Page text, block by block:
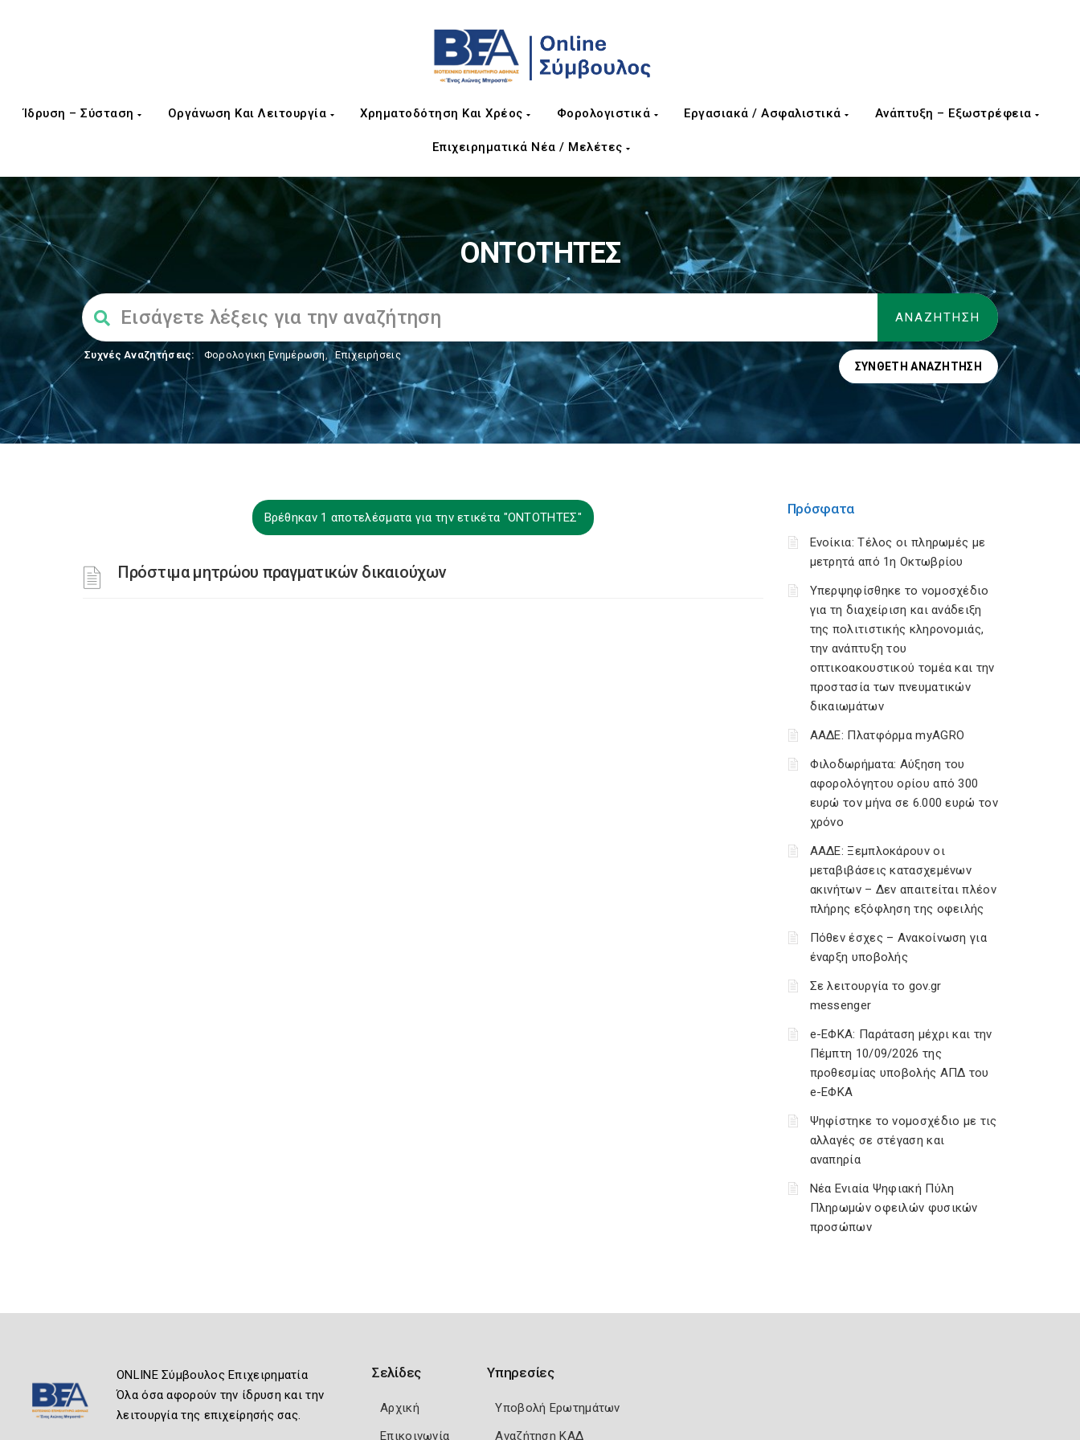
Ίδρυση – Σύσταση Οργάνωση Και Λειτουργία Χρηματοδότηση Και Χρέος Φορολογιστικά Εργασιακά / Ασφαλιστικά Ανάπτυξη – Εξωστρέφεια
Επιχειρηματικά Νέα / Μελέτες
ΟΝΤΟΤΗΤΕΣ
Συχνές Αναζητήσεις: Φορολογικη Ενημέρωση, Επιχειρήσεις
ΣΎΝΘΕΤΗ ΑΝΑΖΉΤΗΣΗ
Βρέθηκαν 1 αποτελέσματα για την ετικέτα "ΟΝΤΟΤΗΤΕΣ"
Πρόστιμα μητρώου πραγματικών δικαιούχων
Πρόσφατα
Ενοίκια: Τέλος οι πληρωμές με
μετρητά από 1η Οκτωβρίου
Υπερψηφίσθηκε το νομοσχέδιο
για τη διαχείριση και ανάδειξη
της πολιτιστικής κληρονομιάς,
την ανάπτυξη του
οπτικοακουστικού τομέα και την
προστασία των πνευματικών
δικαιωμάτων
ΑΑΔΕ: Πλατφόρμα myAGRO
Φιλοδωρήματα: Αύξηση του
αφορολόγητου ορίου από 300
ευρώ τον μήνα σε 6.000 ευρώ τον
χρόνο
ΑΑΔΕ: Ξεμπλοκάρουν οι
μεταβιβάσεις κατασχεμένων
ακινήτων – Δεν απαιτείται πλέον
πλήρης εξόφληση της οφειλής
Πόθεν έσχες – Ανακοίνωση για
έναρξη υποβολής
Σε λειτουργία το gov.gr
messenger
e-ΕΦΚΑ: Παράταση μέχρι και την
Πέμπτη 10/09/2026 της
προθεσμίας υποβολής ΑΠΔ του
e-ΕΦΚΑ
Ψηφίστηκε το νομοσχέδιο με τις
αλλαγές σε στέγαση και
αναπηρία
Νέα Ενιαία Ψηφιακή Πύλη
Πληρωμών οφειλών φυσικών
προσώπων
ONLINE Σύμβουλος Επιχειρηματία
Όλα όσα αφορούν την ίδρυση και την
λειτουργία της επιχείρησής σας.
Σελίδες
Αρχική
Επικοινωνία
Υπηρεσίες
Υποβολή Ερωτημάτων
Αναζήτηση ΚΑΔ